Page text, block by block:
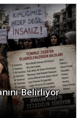
Belirliyor